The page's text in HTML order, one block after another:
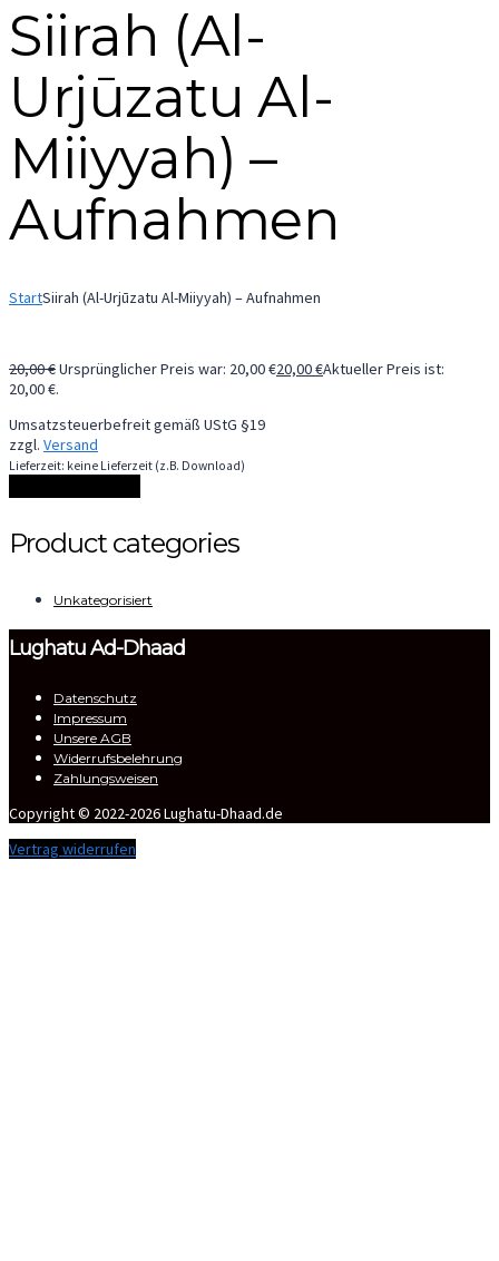
Siirah (Al-
Urjūzatu Al-
Miiyyah) –
Aufnahmen
StartSiirah (Al-Urjūzatu Al-Miiyyah) – Aufnahmen
20,00€Ursprünglicher Preis war: 20,00 €20,00€Aktueller Preis ist:
20,00 €.
Umsatzsteuerbefreit gemäß UStG §19
zzgl. Versand
Lieferzeit: keine Lieferzeit (z.B. Download)
Product categories
Unkategorisiert
Lughatu Ad-Dhaad
Datenschutz
Impressum
Unsere AGB
Widerrufsbelehrung
Zahlungsweisen
Copyright © 2022-2026 Lughatu-Dhaad.de
Vertrag widerrufen